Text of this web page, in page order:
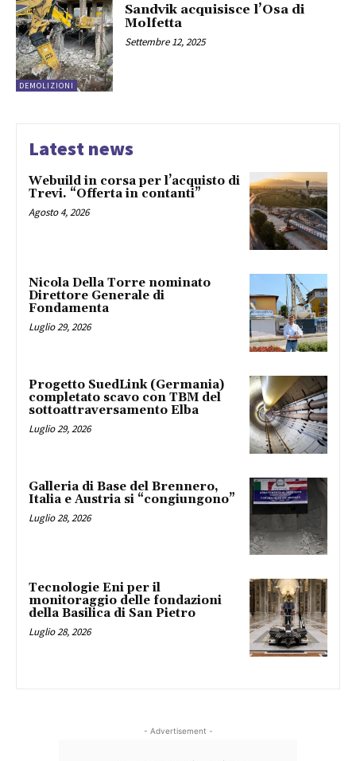
DEMOLIZIONI
Sandvik acquisisce l’Osa di
Molfetta
Settembre 12, 2025
Latest news
Webuild in corsa per l’acquisto di
Trevi. “Offerta in contanti”
Agosto 4, 2026
Nicola Della Torre nominato
Direttore Generale di
Fondamenta
Luglio 29, 2026
Progetto SuedLink (Germania)
completato scavo con TBM del
sottoattraversamento Elba
Luglio 29, 2026
Galleria di Base del Brennero,
Italia e Austria si “congiungono”
Luglio 28, 2026
Tecnologie Eni per il
monitoraggio delle fondazioni
della Basilica di San Pietro
Luglio 28, 2026
- Advertisement -